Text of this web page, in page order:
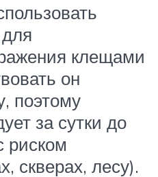
клещами
он
поэтому
за сутки до
риском
скверах, лесу).